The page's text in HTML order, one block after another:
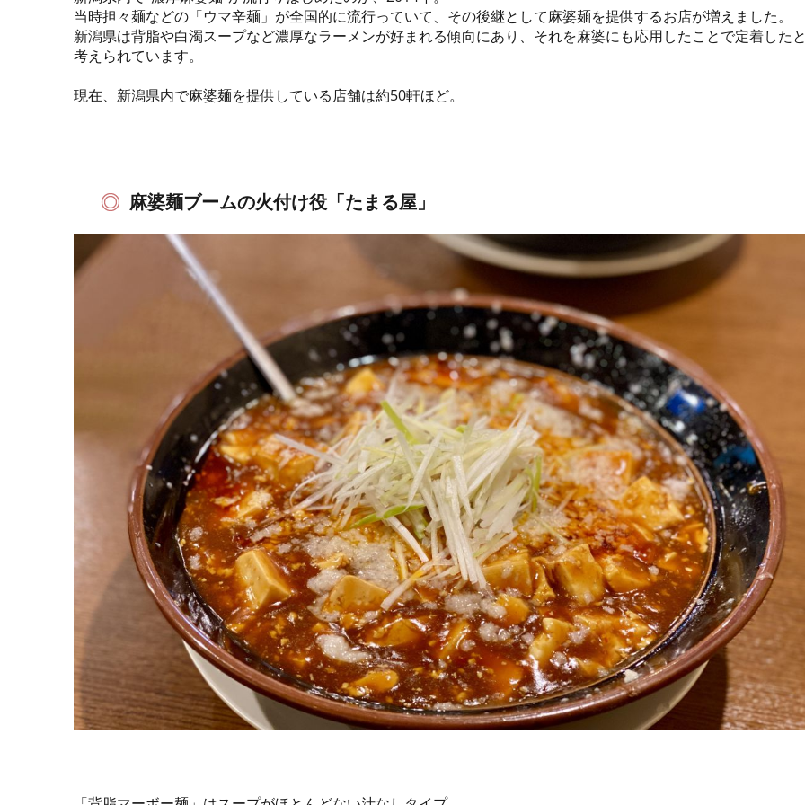
当時担々麺などの「ウマ辛麺」が全国的に流行っていて、その後継として麻婆麺を提供するお店が増えました。
新潟県は背脂や白濁スープなど濃厚なラーメンが好まれる傾向にあり、それを麻婆にも応用したことで定着した
考えられています。
現在、新潟県内で麻婆麺を提供している店舗は約50軒ほど。
麻婆麺ブームの火付け役「たまる屋」